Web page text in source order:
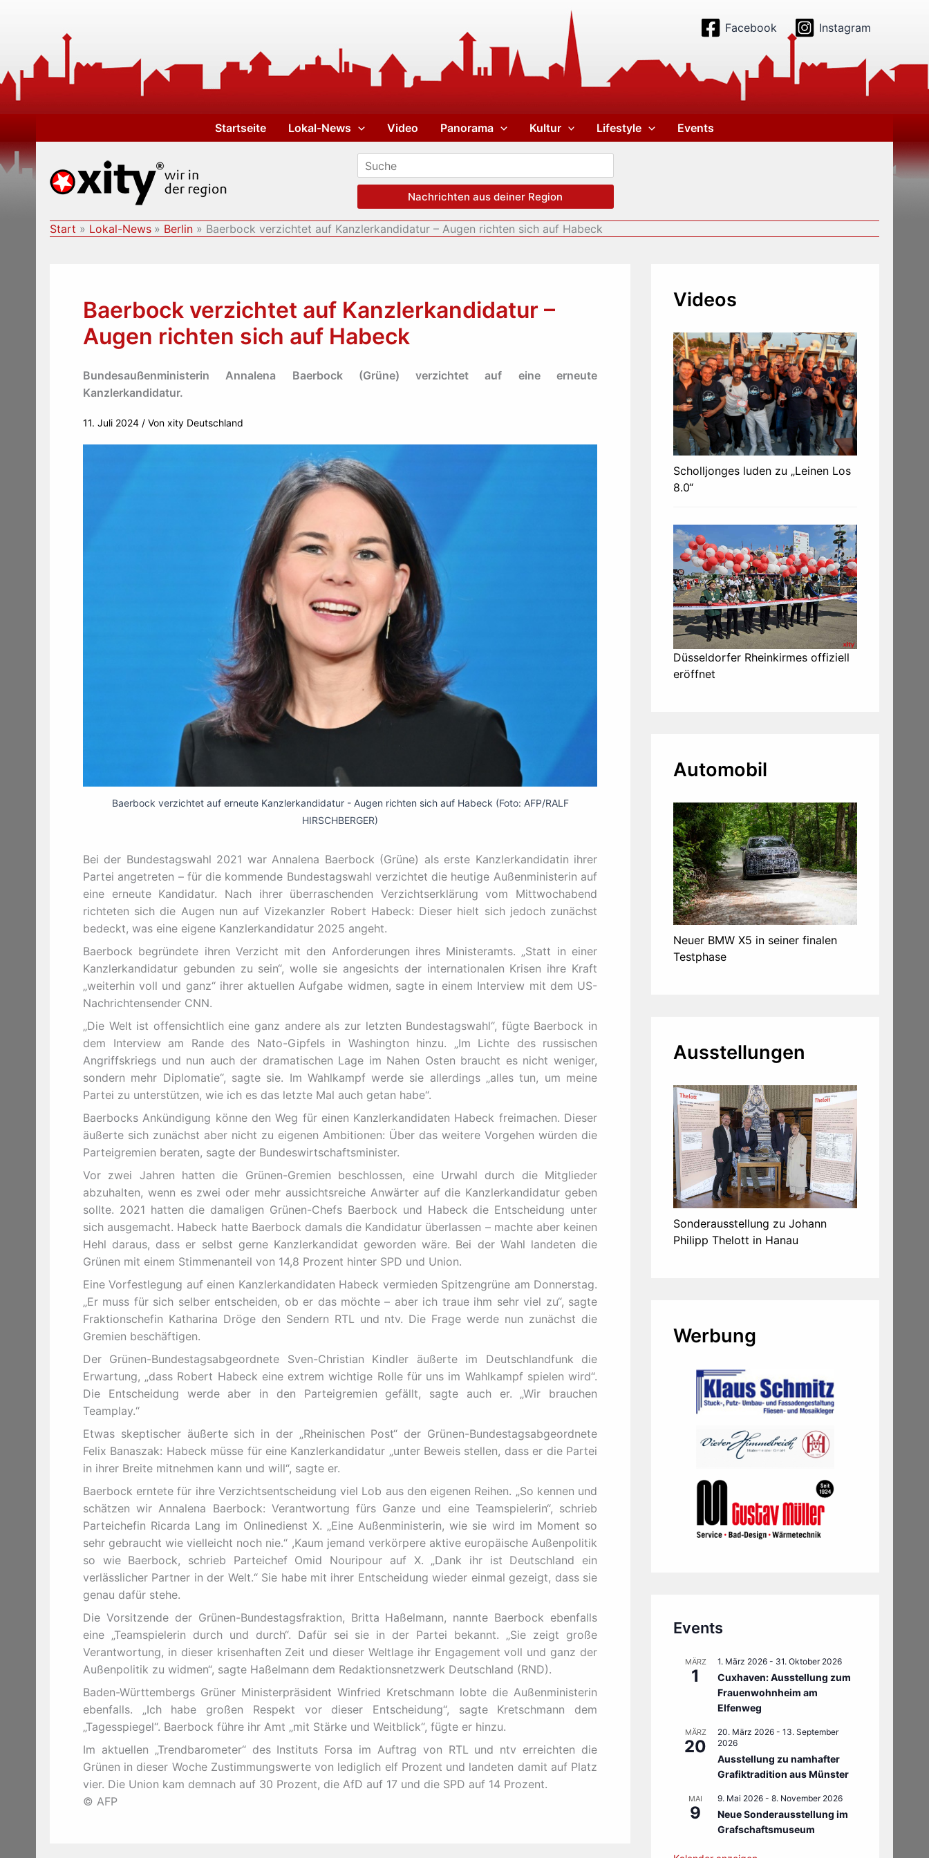
Facebook Instagram
Startseite Lokal-News Video Panorama Kultur Lifestyle Events
Nachrichten aus deiner Region
Start Lokal-News Berlin Baerbock verzichtet auf Kanzlerkandidatur – Augen richten sich auf Habeck
Baerbock verzichtet auf Kanzlerkandidatur –
Augen richten sich auf Habeck
Bundesaußenministerin Annalena Baerbock (Grüne) verzichtet auf eine erneute
Kanzlerkandidatur.
11. Juli 2024 / Von xity Deutschland
Baerbock verzichtet auf erneute Kanzlerkandidatur - Augen richten sich auf Habeck (Foto: AFP/RALF
HIRSCHBERGER)
Bei der Bundestagswahl 2021 war Annalena Baerbock (Grüne) als erste Kanzlerkandidatin ihrer
Partei angetreten – für die kommende Bundestagswahl verzichtet die heutige Außenministerin auf
eine erneute Kandidatur. Nach ihrer überraschenden Verzichtserklärung vom Mittwochabend
richteten sich die Augen nun auf Vizekanzler Robert Habeck: Dieser hielt sich jedoch zunächst
bedeckt, was eine eigene Kanzlerkandidatur 2025 angeht.
Baerbock begründete ihren Verzicht mit den Anforderungen ihres Ministeramts. „Statt in einer
Kanzlerkandidatur gebunden zu sein“, wolle sie angesichts der internationalen Krisen ihre Kraft
„weiterhin voll und ganz“ ihrer aktuellen Aufgabe widmen, sagte in einem Interview mit dem US-
Nachrichtensender CNN.
„Die Welt ist offensichtlich eine ganz andere als zur letzten Bundestagswahl“, fügte Baerbock in
dem Interview am Rande des Nato-Gipfels in Washington hinzu. „Im Lichte des russischen
Angriffskriegs und nun auch der dramatischen Lage im Nahen Osten braucht es nicht weniger,
sondern mehr Diplomatie“, sagte sie. Im Wahlkampf werde sie allerdings „alles tun, um meine
Partei zu unterstützen, wie ich es das letzte Mal auch getan habe“.
Baerbocks Ankündigung könne den Weg für einen Kanzlerkandidaten Habeck freimachen. Dieser
äußerte sich zunächst aber nicht zu eigenen Ambitionen: Über das weitere Vorgehen würden die
Parteigremien beraten, sagte der Bundeswirtschaftsminister.
Vor zwei Jahren hatten die Grünen-Gremien beschlossen, eine Urwahl durch die Mitglieder
abzuhalten, wenn es zwei oder mehr aussichtsreiche Anwärter auf die Kanzlerkandidatur geben
sollte. 2021 hatten die damaligen Grünen-Chefs Baerbock und Habeck die Entscheidung unter
sich ausgemacht. Habeck hatte Baerbock damals die Kandidatur überlassen – machte aber keinen
Hehl daraus, dass er selbst gerne Kanzlerkandidat geworden wäre. Bei der Wahl landeten die
Grünen mit einem Stimmenanteil von 14,8 Prozent hinter SPD und Union.
Eine Vorfestlegung auf einen Kanzlerkandidaten Habeck vermieden Spitzengrüne am Donnerstag.
„Er muss für sich selber entscheiden, ob er das möchte – aber ich traue ihm sehr viel zu“, sagte
Fraktionschefin Katharina Dröge den Sendern RTL und ntv. Die Frage werde nun zunächst die
Gremien beschäftigen.
Der Grünen-Bundestagsabgeordnete Sven-Christian Kindler äußerte im Deutschlandfunk die
Erwartung, „dass Robert Habeck eine extrem wichtige Rolle für uns im Wahlkampf spielen wird“.
Die Entscheidung werde aber in den Parteigremien gefällt, sagte auch er. „Wir brauchen
Teamplay.“
Etwas skeptischer äußerte sich in der „Rheinischen Post“ der Grünen-Bundestagsabgeordnete
Felix Banaszak: Habeck müsse für eine Kanzlerkandidatur „unter Beweis stellen, dass er die Partei
in ihrer Breite mitnehmen kann und will“, sagte er.
Baerbock erntete für ihre Verzichtsentscheidung viel Lob aus den eigenen Reihen. „So kennen und
schätzen wir Annalena Baerbock: Verantwortung fürs Ganze und eine Teamspielerin“, schrieb
Parteichefin Ricarda Lang im Onlinedienst X. „Eine Außenministerin, wie sie wird im Moment so
sehr gebraucht wie vielleicht noch nie.“ ,Kaum jemand verkörpere aktive europäische Außenpolitik
so wie Baerbock, schrieb Parteichef Omid Nouripour auf X. „Dank ihr ist Deutschland ein
verlässlicher Partner in der Welt.“ Sie habe mit ihrer Entscheidung wieder einmal gezeigt, dass sie
genau dafür stehe.
Die Vorsitzende der Grünen-Bundestagsfraktion, Britta Haßelmann, nannte Baerbock ebenfalls
eine „Teamspielerin durch und durch“. Dafür sei sie in der Partei bekannt. „Sie zeigt große
Verantwortung, in dieser krisenhaften Zeit und dieser Weltlage ihr Engagement voll und ganz der
Außenpolitik zu widmen“, sagte Haßelmann dem Redaktionsnetzwerk Deutschland (RND).
Baden-Württembergs Grüner Ministerpräsident Winfried Kretschmann lobte die Außenministerin
ebenfalls. „Ich habe großen Respekt vor dieser Entscheidung“, sagte Kretschmann dem
„Tagesspiegel“. Baerbock führe ihr Amt „mit Stärke und Weitblick“, fügte er hinzu.
Im aktuellen „Trendbarometer“ des Instituts Forsa im Auftrag von RTL und ntv erreichten die
Grünen in dieser Woche Zustimmungswerte von lediglich elf Prozent und landeten damit auf Platz
vier. Die Union kam demnach auf 30 Prozent, die AfD auf 17 und die SPD auf 14 Prozent.
© AFP
Videos
Scholljonges luden zu „Leinen Los
8.0“
Düsseldorfer Rheinkirmes offiziell
eröffnet
Automobil
Neuer BMW X5 in seiner finalen
Testphase
Ausstellungen
Sonderausstellung zu Johann
Philipp Thelott in Hanau
Werbung
Events
MÄRZ
1
1. März 2026 - 31. Oktober 2026
Cuxhaven: Ausstellung zum
Frauenwohnheim am
Elfenweg
MÄRZ
20
20. März 2026 - 13. September
2026
Ausstellung zu namhafter
Grafiktradition aus Münster
MAI
9
9. Mai 2026 - 8. November 2026
Neue Sonderausstellung im
Grafschaftsmuseum